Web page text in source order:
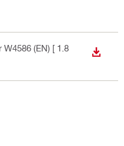
(EN) [ 1.8